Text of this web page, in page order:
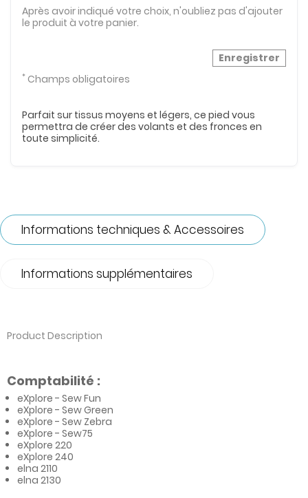
Après avoir indiqué votre choix, n'oubliez pas d'ajouter
le produit à votre panier.
Enregistrer
* Champs obligatoires
Parfait sur tissus moyens et légers, ce pied vous
permettra de créer des volants et des fronces en
toute simplicité.
Informations techniques & Accessoires
Informations supplémentaires
Product Description
Comptabilité :
eXplore - Sew Fun
eXplore - Sew Green
eXplore - Sew Zebra
eXplore - Sew75
eXplore 220
eXplore 240
elna 2110
elna 2130